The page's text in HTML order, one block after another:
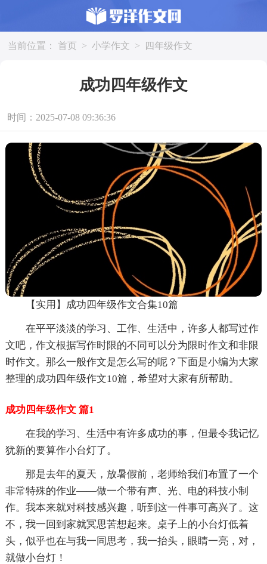
当前位置： 首页 > 小学作文 > 四年级作文
成功四年级作文
时间：2025-07-08 09:36:36
【实用】成功四年级作文合集10篇
在平平淡淡的学习、工作、生活中，许多人都写过作
文吧，作文根据写作时限的不同可以分为限时作文和非限
时作文。那么一般作文是怎么写的呢？下面是小编为大家
整理的成功四年级作文10篇，希望对大家有所帮助。
成功四年级作文 篇1
在我的学习、生活中有许多成功的事，但最令我记忆
犹新的要算作小台灯了。
那是去年的夏天，放暑假前，老师给我们布置了一个
非常特殊的作业――做一个带有声、光、电的科技小制
作。我本来就对科技感兴趣，听到这一件事可高兴了。这
不，我一回到家就冥思苦想起来。桌子上的小台灯低着
头，似乎也在与我一同思考，我一抬头，眼睛一亮，对，
就做小台灯！